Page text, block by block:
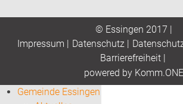
© Essingen 2017 |
Impressum | Datenschutz|
Barrierefreiheit|
powered by Komm.ONE
Gemeinde Essingen